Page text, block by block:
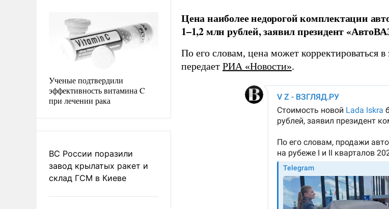
Ученые подтвердили
эффективность витамина C
при лечении рака
ВС России поразили
завод крылатых ракет и
склад ГСМ в Киеве
Цена наиболее недорогой комплектации
1–1,2 млн рублей, заявил президент
По его словам, цена может корректироваться
передает РИА «Новости».